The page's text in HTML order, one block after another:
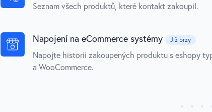
Seznam všech produktů, které kontakt zakoupil.
Napojení na eCommerce systémy Již brzy
Napojte historii zakoupených produktu s eshopy
a WooCommerce.